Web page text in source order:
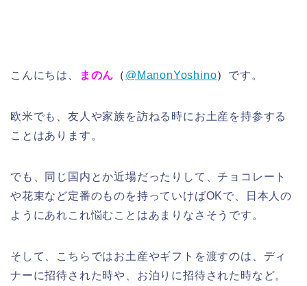
こんにちは、 まのん （ @ManonYoshino） です。
欧米でも、友人や家族を訪ねる時にお土産を持参する
ことはあります。
でも、同じ国内とか近場だったりして、チョコレート
や花束など定番のものを持っていけばOKで、日本人の
ようにあれこれ悩むことはあまりなさそうです。
そして、こちらではお土産やギフトを渡すのは、ディ
ナーに招待された時や、お泊りに招待された時など。